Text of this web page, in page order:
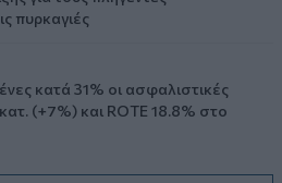
πυρκαγιές
κατά 31% οι ασφαλιστικές
(+7%) και ROTE 18.8% στο